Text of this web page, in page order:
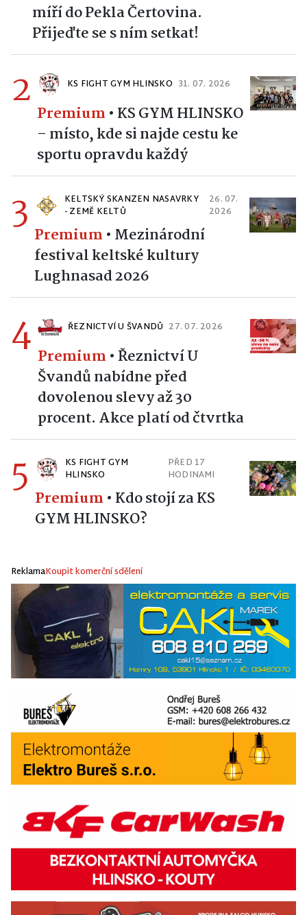
míří do Pekla Čertovina.
Přijeďte se s ním setkat!
2 KS FIGHT GYM HLINSKO 31. 07. 2026
Premium • KS GYM HLINSKO
– místo, kde si najde cestu ke
sportu opravdu každý
3
KELTSKÝ SKANZEN NASAVRKY
- ZEMĚ KELTŮ
26. 07.
2026
Premium • Mezinárodní
festival keltské kultury
Lughnasad 2026
4 ŘEZNICTVÍ U ŠVANDŮ 27. 07. 2026
Premium •Řeznictví U
Švandů nabídne před
dovolenou slevy až 30
procent. Akce platí od čtvrtka
5
KS FIGHT GYM
HLINSKO
PŘED 17
HODINAMI
Premium • Kdo stojí za KS
GYM HLINSKO?
ReklamaKoupit komerční sdělení